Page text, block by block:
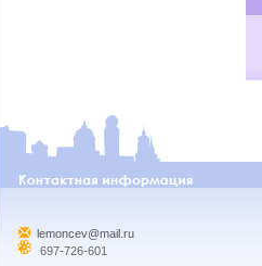
lemoncev@mail.ru
697-726-601